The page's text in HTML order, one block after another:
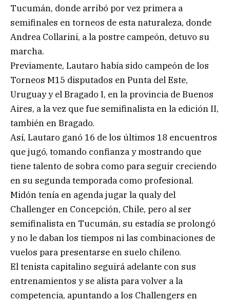
Tucumán, donde arribó por vez primera a
semifinales en torneos de esta naturaleza, donde
Andrea Collarini, a la postre campeón, detuvo su
marcha.
Previamente, Lautaro había sido campeón de los
Torneos M15 disputados en Punta del Este,
Uruguay y el Bragado I, en la provincia de Buenos
Aires, a la vez que fue semifinalista en la edición II,
también en Bragado.
Así, Lautaro ganó 16 de los últimos 18 encuentros
que jugó, tomando confianza y mostrando que
tiene talento de sobra como para seguir creciendo
en su segunda temporada como profesional.
Midón tenía en agenda jugar la qualy del
Challenger en Concepción, Chile, pero al ser
semifinalista en Tucumán, su estadía se prolongó
y no le daban los tiempos ni las combinaciones de
vuelos para presentarse en suelo chileno.
El tenista capitalino seguirá adelante con sus
entrenamientos y se alista para volver a la
competencia, apuntando a los Challengers en